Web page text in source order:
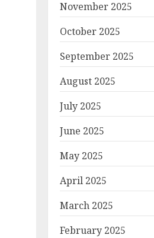
November 2025
October 2025
September 2025
August 2025
July 2025
June 2025
May 2025
April 2025
March 2025
February 2025